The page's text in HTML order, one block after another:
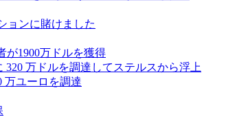
ョンに賭けました
が1900万ドルを獲得
320 万ドルを調達してステルスから浮上
万ユーロを調達